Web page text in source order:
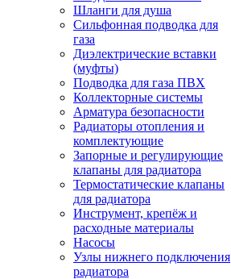
Шланги для душа
Сильфонная подводка для
газа
Диэлектрические вставки
(муфты)
Подводка для газа ПВХ
Коллекторные системы
Арматура безопасности
Радиаторы отопления и
комплектующие
Запорные и регулирующие
клапаны для радиатора
Термостатические клапаны
для радиатора
Инструмент, крепёж и
расходные материалы
Насосы
Узлы нижнего подключения
радиатора